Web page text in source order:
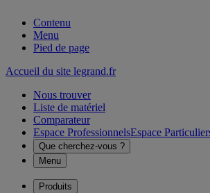
Contenu
Menu
Pied de page
Accueil du site legrand.fr
Nous trouver
Liste de matériel
Comparateur
Espace ProfessionnelsEspace
Que cherchez-vous ?
Menu
Produits